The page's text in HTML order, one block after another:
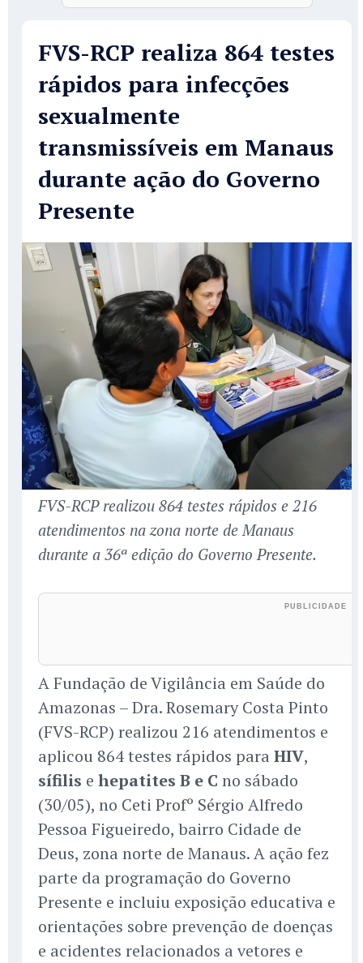
FVS-RCP realiza 864 testes
rápidos para infecções
sexualmente
transmissíveis em Manaus
durante ação do Governo
Presente
FVS-RCP realizou 864 testes rápidos e 216
atendimentos na zona norte de Manaus
durante a 36ª edição do Governo Presente.
A Fundação de Vigilância em Saúde do
Amazonas – Dra. Rosemary Costa Pinto
(FVS-RCP) realizou 216 atendimentos e
aplicou 864 testes rápidos para HIV,
sífilis e hepatites B e C no sábado
(30/05), no Ceti Profº Sérgio Alfredo
Pessoa Figueiredo, bairro Cidade de
Deus, zona norte de Manaus. A ação fez
parte da programação do Governo
Presente e incluiu exposição educativa e
orientações sobre prevenção de doenças
e acidentes relacionados a vetores e